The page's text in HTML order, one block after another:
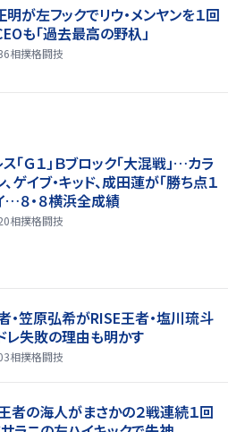
明が左フックでリウ・メンヤンを１回
も「過去最高の野杁」
相撲格闘技
「Ｇ１」Ｂブロック「大混戦」…カラ
ゲイブ・キッド、成田蓮が「勝ち点１
…８・８横浜全成績
相撲格闘技
・笠原弘希がRISE王者・塩川琉斗
レ失敗の理由も明かす
相撲格闘技
王者の海人がまさかの２戦連続１回